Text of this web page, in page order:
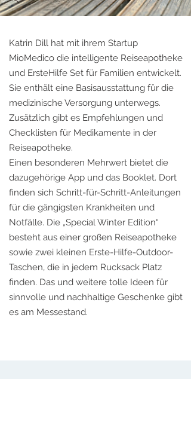
Katrin Dill hat mit ihrem Startup
MioMedico die intelligente Reiseapotheke
und ErsteHilfe Set für Familien entwickelt.
Sie enthält eine Basisausstattung für die
medizinische Versorgung unterwegs.
Zusätzlich gibt es Empfehlungen und
Checklisten für Medikamente in der
Reiseapotheke.
Einen besonderen Mehrwert bietet die
dazugehörige App und das Booklet. Dort
finden sich Schritt-für-Schritt-Anleitungen
für die gängigsten Krankheiten und
Notfälle. Die „Special Winter Edition“
besteht aus einer großen Reiseapotheke
sowie zwei kleinen Erste-Hilfe-Outdoor-
Taschen, die in jedem Rucksack Platz
finden. Das und weitere tolle Ideen für
sinnvolle und nachhaltige Geschenke gibt
es am Messestand.